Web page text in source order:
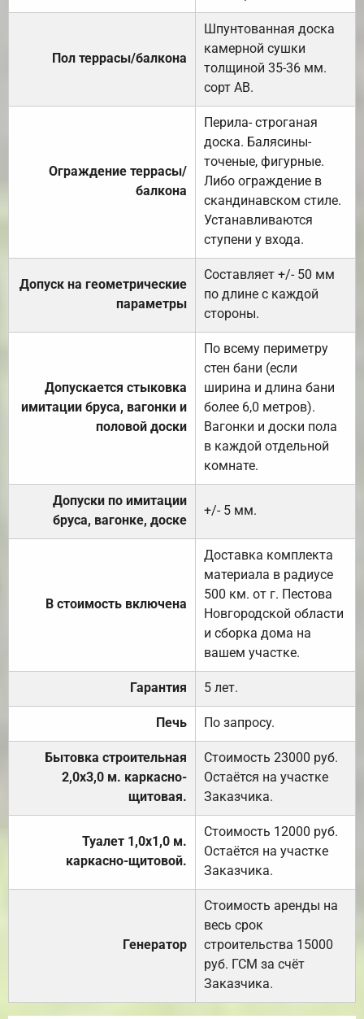
Пол террасы/балкона
Шпунтованная доска
камерной сушки
толщиной 35-36 мм.
сорт АВ.
Ограждение террасы/
балкона
Перила- строганая
доска. Балясины-
точеные, фигурные.
Либо ограждение в
скандинавском стиле.
Устанавливаются
ступени у входа.
Допуск на геометрические
параметры
Составляет +/- 50 мм
по длине с каждой
стороны.
Допускается стыковка
имитации бруса, вагонки и
половой доски
По всему периметру
стен бани (если
ширина и длина бани
более 6,0 метров).
Вагонки и доски пола
в каждой отдельной
комнате.
Допуски по имитации
бруса, вагонке, доске
+/- 5 мм.
В стоимость включена
Доставка комплекта
материала в радиусе
500 км. от г. Пестова
Новгородской области
и сборка дома на
вашем участке.
Гарантия 5 лет.
Печь По запросу.
Бытовка строительная
2,0х3,0 м. каркасно-
щитовая.
Стоимость 23000 руб.
Остаётся на участке
Заказчика.
Туалет 1,0х1,0 м.
каркасно-щитовой.
Стоимость 12000 руб.
Остаётся на участке
Заказчика.
Генератор
Стоимость аренды на
весь срок
строительства 15000
руб. ГСМ за счёт
Заказчика.